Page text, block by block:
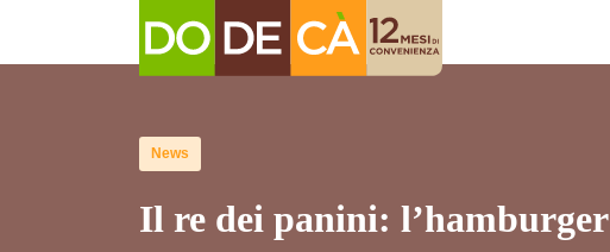
News
Il re dei panini: l’hamburger